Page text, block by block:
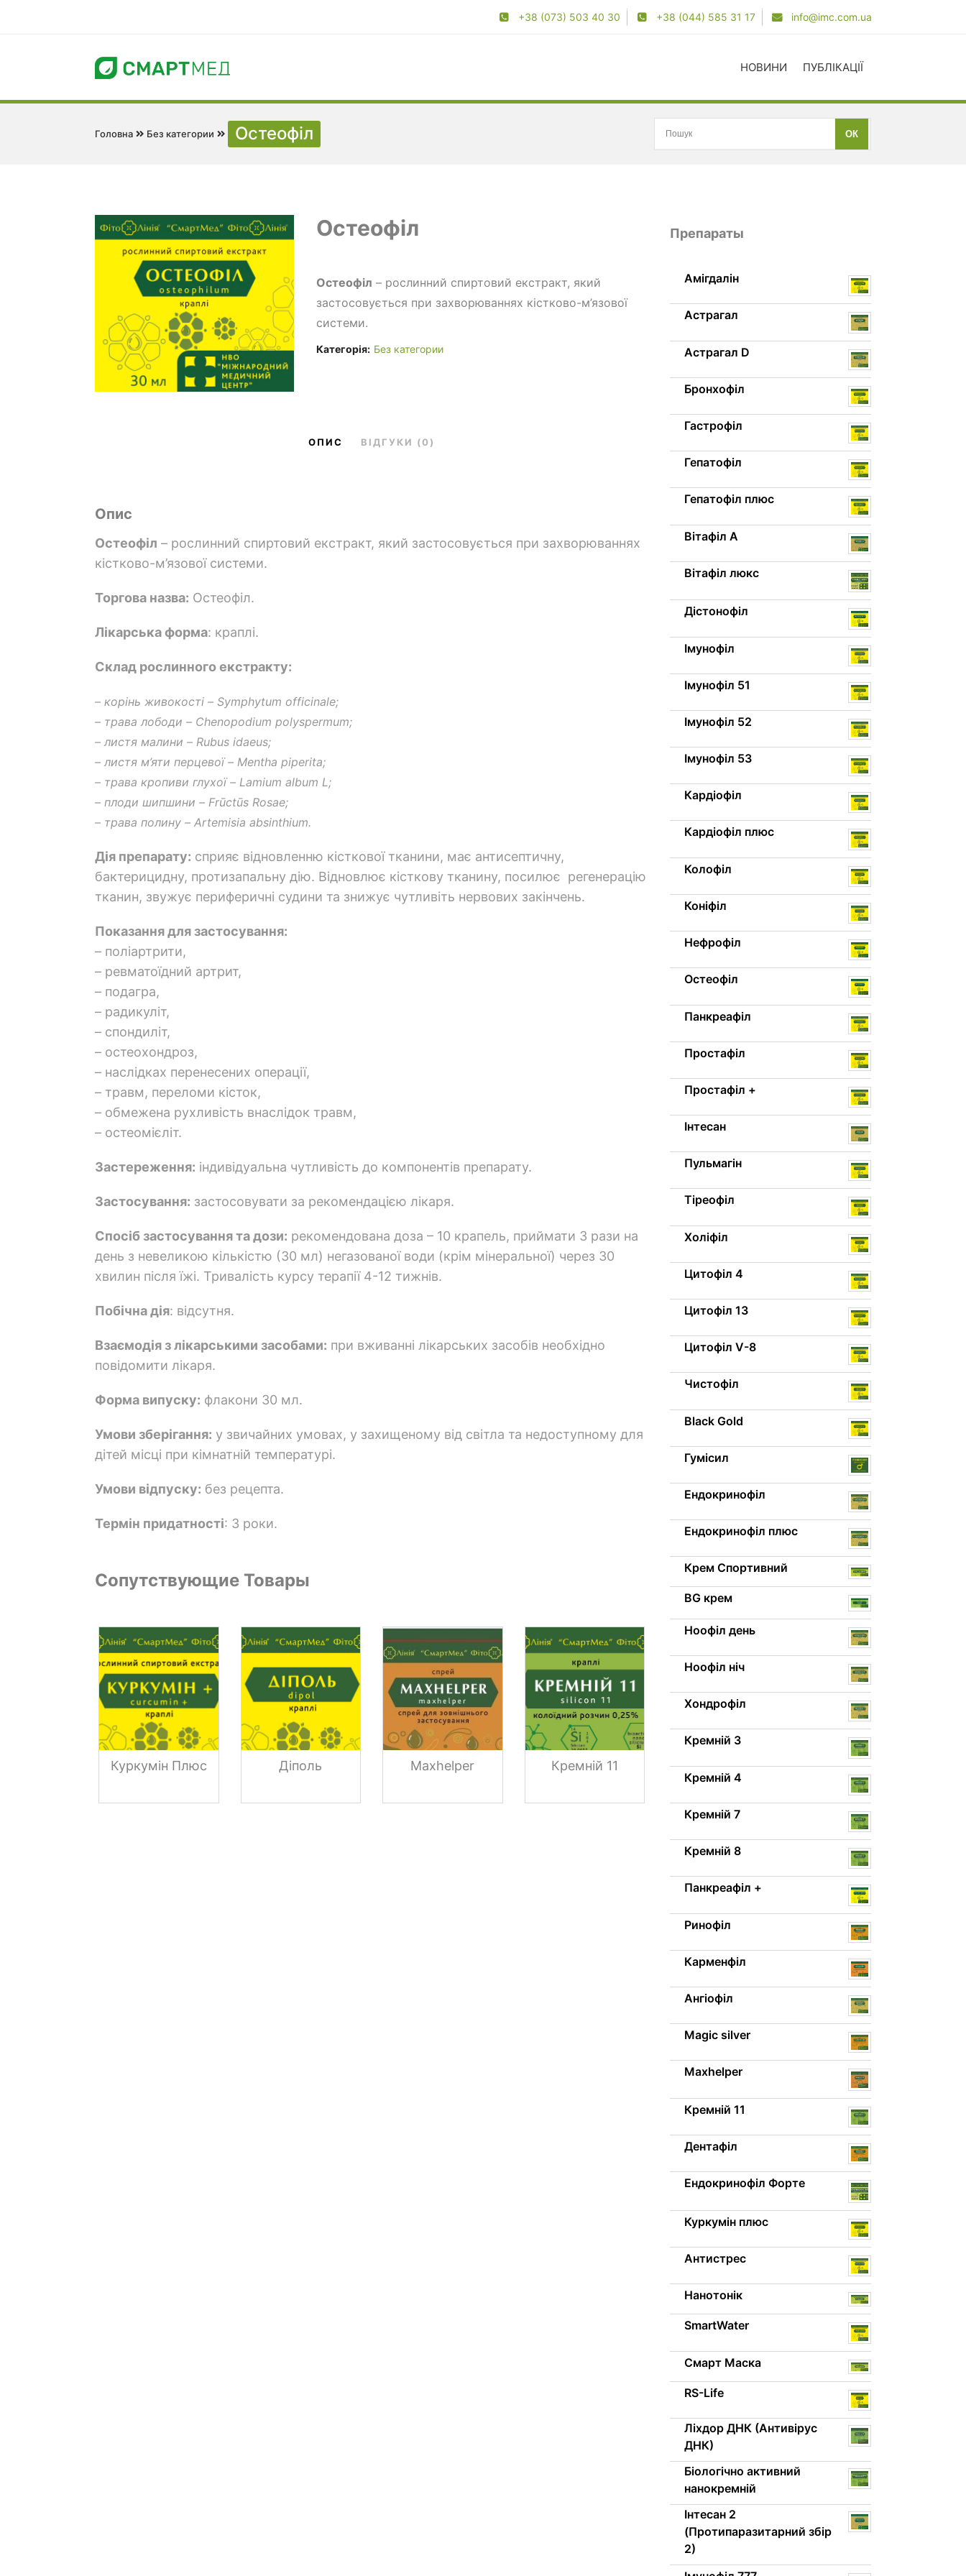
+38 (073) 503 40 30 +38 (044) 585 31 17 info@imc.com.ua
НОВИНИ ПУБЛІКАЦІЇ
Головна Без категории Остеофіл
Остеофіл
Остеофіл – рослинний спиртовий екстракт, який
застосовується при захворюваннях кістково-м’язової
системи.
Категорія: Без категории
ОПИС ВІДГУКИ (0)
Опис
Остеофіл – рослинний спиртовий екстракт, який застосовується при захворюваннях
кістково-м’язової системи.
Торгова назва: Остеофіл.
Лікарська форма: краплі.
Склад рослинного екстракту:
– корінь живокості – Symphytum officinale;
– трава лободи – Chenopodium polyspermum;
– листя малини – Rubus idaeus;
– листя м’яти перцевої – Mentha piperita;
– трава кропиви глухої – Lamium album L;
– плоди шипшини – Frūctūs Rosae;
– трава полину – Artemisia absinthium.
Дія препарату: сприяє відновленню кісткової тканини, має антисептичну,
бактерицидну, протизапальну дію. Відновлює кісткову тканину, посилює регенерацію
тканин, звужує периферичні судини та знижує чутливіть нервових закінчень.
Показання для застосування:
– поліартрити,
– ревматоїдний артрит,
– подагра,
– радикуліт,
– спондиліт,
– остеохондроз,
– наслідках перенесених операції,
– травм, переломи кісток,
– обмежена рухливість внаслідок травм,
– остеомієліт.
Застереження: індивідуальна чутливість до компонентів препарату.
Застосування: застосовувати за рекомендацією лікаря.
Спосіб застосування та дози: рекомендована доза – 10 крапель, приймати 3 рази на
день з невеликою кількістю (30 мл) негазованої води (крім мінеральної) через 30
хвилин після їжі. Тривалість курсу терапії 4-12 тижнів.
Побічна дія: відсутня.
Взаємодія з лікарськими засобами: при вживанні лікарських засобів необхідно
повідомити лікаря.
Форма випуску: флакони 30 мл.
Умови зберігання: у звичайних умовах, у захищеному від світла та недоступному для
дітей місці при кімнатній температурі.
Умови відпуску: без рецепта.
Термін придатності: 3 роки.
Сопутствующие Товары
Куркумін Плюс Діполь Maxhelper Кремній 11
Препараты
Амігдалін
Астрагал
Астрагал D
Бронхофіл
Гастрофіл
Гепатофіл
Гепатофіл плюс
Вітафіл A
Вітафіл люкс
Дістонофіл
Імунофіл
Імунофіл 51
Імунофіл 52
Імунофіл 53
Кардіофіл
Кардіофіл плюс
Колофіл
Коніфіл
Нефрофіл
Остеофіл
Панкреафіл
Простафіл
Простафіл +
Інтесан
Пульмагін
Тіреофіл
Холіфіл
Цитофіл 4
Цитофіл 13
Цитофіл V-8
Чистофіл
Black Gold
Гумісил
Ендокринофіл
Ендокринофіл плюс
Крем Спортивний
BG крем
Ноофіл день
Ноофіл ніч
Хондрофіл
Кремній 3
Кремній 4
Кремній 7
Кремній 8
Панкреафіл +
Ринофіл
Карменфіл
Ангіофіл
Magic silver
Maxhelper
Кремній 11
Дентафіл
Ендокринофіл Форте
Куркумін плюс
Антистрес
Нанотонік
SmartWater
Смарт Маска
RS-Life
Ліхдор ДНК (Антивірус
ДНК)
Біологічно активний
нанокремній
Інтесан 2
(Протипаразитарний збір
2)